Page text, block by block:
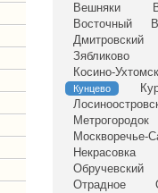
Вешняки
Восточный
Дмитровский
Зябликово
Косино-
Кунцево
Метрогородок
Москворечье-
Некрасовка
Обручевский
Отрадное